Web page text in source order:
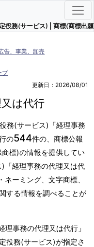
役務(サービス) | 商標(商標出
告、事業、卸売
プ
更新日：2026/08/01
は代行
務(サービス)「経理事務
の544件の、商標公報
標)の情報を提供してい
「経理事務の代理又は代
ーミング、文字商標、
する情報を調べることが
事務の代理又は代行」
役務(サービス)が指定さ